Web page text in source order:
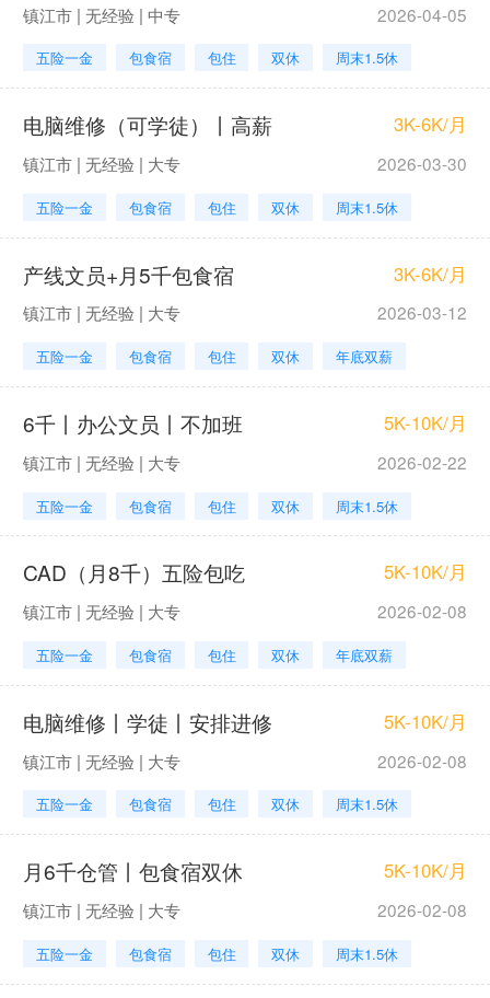
镇江市 | 无经验 | 中专 2026-04-05
五险一金 包食宿 包住 双休 周末1.5休
电脑维修（可学徒）丨高薪 3K-6K/月
镇江市 | 无经验 | 大专 2026-03-30
五险一金 包食宿 包住 双休 周末1.5休
产线文员+月5千包食宿 3K-6K/月
镇江市 | 无经验 | 大专 2026-03-12
五险一金 包食宿 包住 双休 年底双薪
6千丨办公文员丨不加班 5K-10K/月
镇江市 | 无经验 | 大专 2026-02-22
五险一金 包食宿 包住 双休 周末1.5休
CAD（月8千）五险包吃 5K-10K/月
镇江市 | 无经验 | 大专 2026-02-08
五险一金 包食宿 包住 双休 年底双薪
电脑维修丨学徒丨安排进修 5K-10K/月
镇江市 | 无经验 | 大专 2026-02-08
五险一金 包食宿 包住 双休 周末1.5休
月6千仓管丨包食宿双休 5K-10K/月
镇江市 | 无经验 | 大专 2026-02-08
五险一金 包食宿 包住 双休 周末1.5休